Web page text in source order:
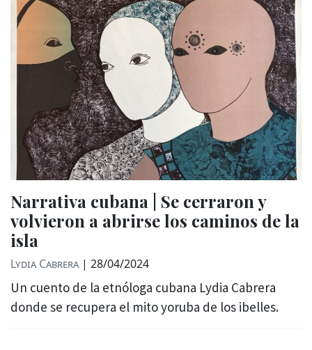
Narrativa cubana | Se cerraron y
volvieron a abrirse los caminos de la
isla
Lydia Cabrera | 28/04/2024
Un cuento de la etnóloga cubana Lydia Cabrera
donde se recupera el mito yoruba de los ibelles.